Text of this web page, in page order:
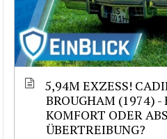
5,94M EXZESS!
BROUGHAM (1974) -
KOMFORT ODER
ÜBERTREIBUNG?